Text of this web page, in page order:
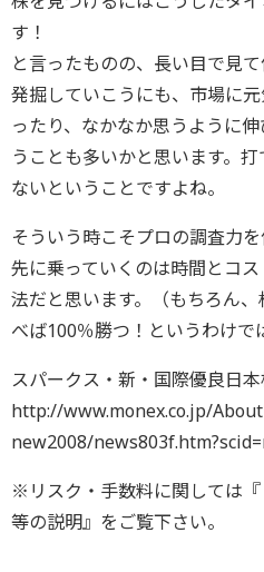
す！
と言ったものの、長い目で見
発掘していこうにも、市場に
ったり、なかなか思うように
うことも多いかと思います。
ないということですよね。
そういう時こそプロの調査力
先に乗っていくのは時間とコ
法だと思います。（もちろん
べば100％勝つ！というわけで
スパークス・新・国際優良日
http://www.monex.co.jp/
new2008/
※リスク・手数料に関しては
等の説明』をご覧下さい。